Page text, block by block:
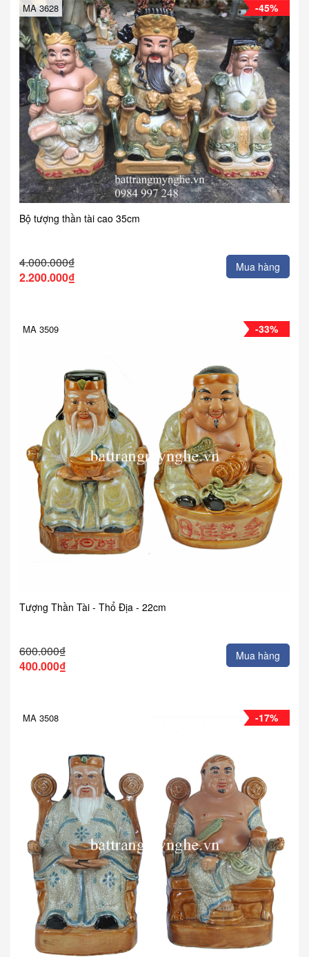
-45%
MA 3628
Bộ tượng thần tài cao 35cm
4.000.000₫
2.200.000₫
Mua hàng
-33%
MA 3509
Tượng Thần Tài - Thổ Địa - 22cm
600.000₫
400.000₫
Mua hàng
-17%
MA 3508